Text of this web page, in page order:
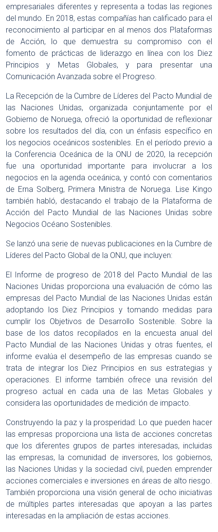
empresariales diferentes y representa a todas las regiones
del mundo. En 2018, estas compañías han calificado para el
reconocimiento al participar en al menos dos Plataformas
de Acción, lo que demuestra su compromiso con el
fomento de prácticas de liderazgo en línea con los Diez
Principios y Metas Globales, y para presentar una
Comunicación Avanzada sobre el Progreso.
La Recepción de la Cumbre de Líderes del Pacto Mundial de
las Naciones Unidas, organizada conjuntamente por el
Gobierno de Noruega, ofreció la oportunidad de reflexionar
sobre los resultados del día, con un énfasis específico en
los negocios oceánicos sostenibles. En el período previo a
la Conferencia Oceánica de la ONU de 2020, la recepción
fue una oportunidad importante para involucrar a los
negocios en la agenda oceánica, y contó con comentarios
de Erna Solberg, Primera Ministra de Noruega. Lise Kingo
también habló, destacando el trabajo de la Plataforma de
Acción del Pacto Mundial de las Naciones Unidas sobre
Negocios Océano Sostenibles.
Se lanzó una serie de nuevas publicaciones en la Cumbre de
Líderes del Pacto Global de la ONU, que incluyen:
El Informe de progreso de 2018 del Pacto Mundial de las
Naciones Unidas proporciona una evaluación de cómo las
empresas del Pacto Mundial de las Naciones Unidas están
adoptando los Diez Principios y tomando medidas para
cumplir los Objetivos de Desarrollo Sostenible. Sobre la
base de los datos recopilados en la encuesta anual del
Pacto Mundial de las Naciones Unidas y otras fuentes, el
informe evalúa el desempeño de las empresas cuando se
trata de integrar los Diez Principios en sus estrategias y
operaciones. El informe también ofrece una revisión del
progreso actual en cada una de las Metas Globales y
considera las oportunidades de medición de impacto.
Construyendo la paz y la prosperidad: Lo que pueden hacer
las empresas proporciona una lista de acciones concretas
que los diferentes grupos de partes interesadas, incluidas
las empresas, la comunidad de inversores, los gobiernos,
las Naciones Unidas y la sociedad civil, pueden emprender
acciones comerciales e inversiones en áreas de alto riesgo.
También proporciona una visión general de ocho iniciativas
de múltiples partes interesadas que apoyan a las partes
interesadas en la ampliación de estas acciones.